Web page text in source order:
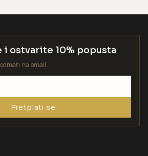
ostvarite 10% popusta
na email.
Pretplati se